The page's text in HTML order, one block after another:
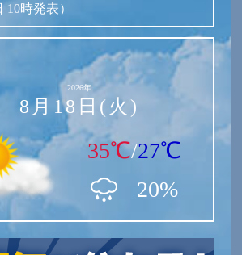
10時発表）
2026年
8月18日(火)
35℃/27℃
20%